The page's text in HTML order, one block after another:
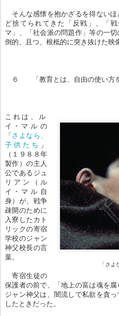
そんな感懐を抱かざるを得ない
ど捨てられてきた「反戦」、「
マ」、「社会派の問題作」等の一
倒的、且つ、根柢的に突き抜けた映
６ 「教育とは、自由の使い方を
「さ
これは、ル
イ･マルの
「さよなら、
子供たち 」
（１９８８年
製作）の主人
公であるジュ
リアン（ル
イ･マル自
身）が、戦争
疎開のために
入寮したカト
リックの寄宿
学校のジャン
神父校長の言
葉。
寄宿生徒の
保護者の前で、「地上の富は魂を
ジャン神父は、闇流しで私欲を貪
したときだった。